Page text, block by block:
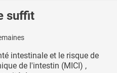
suffit
intestinale et le risque de
de l'intestin (MICI) ,